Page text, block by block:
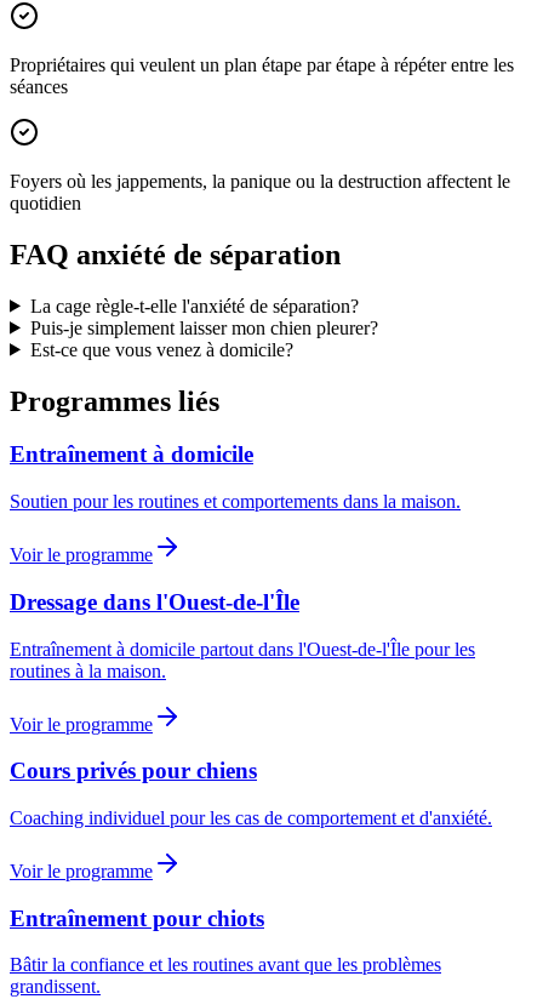
Propriétaires qui veulent un plan étape par étape à répéter entre les
séances
Foyers où les jappements, la panique ou la destruction affectent le
quotidien
FAQ anxiété de séparation
La cage règle-t-elle l'anxiété de séparation?
Puis-je simplement laisser mon chien pleurer?
Est-ce que vous venez à domicile?
Programmes liés
Entraînement à domicile
Soutien pour les routines et comportements dans la maison.
Voir le programme
Dressage dans l'Ouest-de-l'Île
Entraînement à domicile partout dans l'Ouest-de-l'Île pour les
routines à la maison.
Voir le programme
Cours privés pour chiens
Coaching individuel pour les cas de comportement et d'anxiété.
Voir le programme
Entraînement pour chiots
Bâtir la confiance et les routines avant que les problèmes
grandissent.